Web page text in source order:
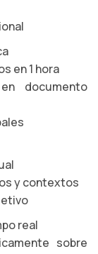
en 1 hora
documento
y contextos
real
sobre